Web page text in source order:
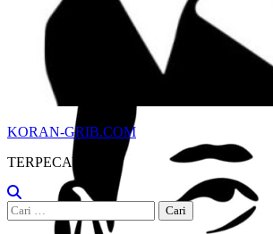
KORAN-GRIB.COM
TERPECAYA
Cari
untuk: